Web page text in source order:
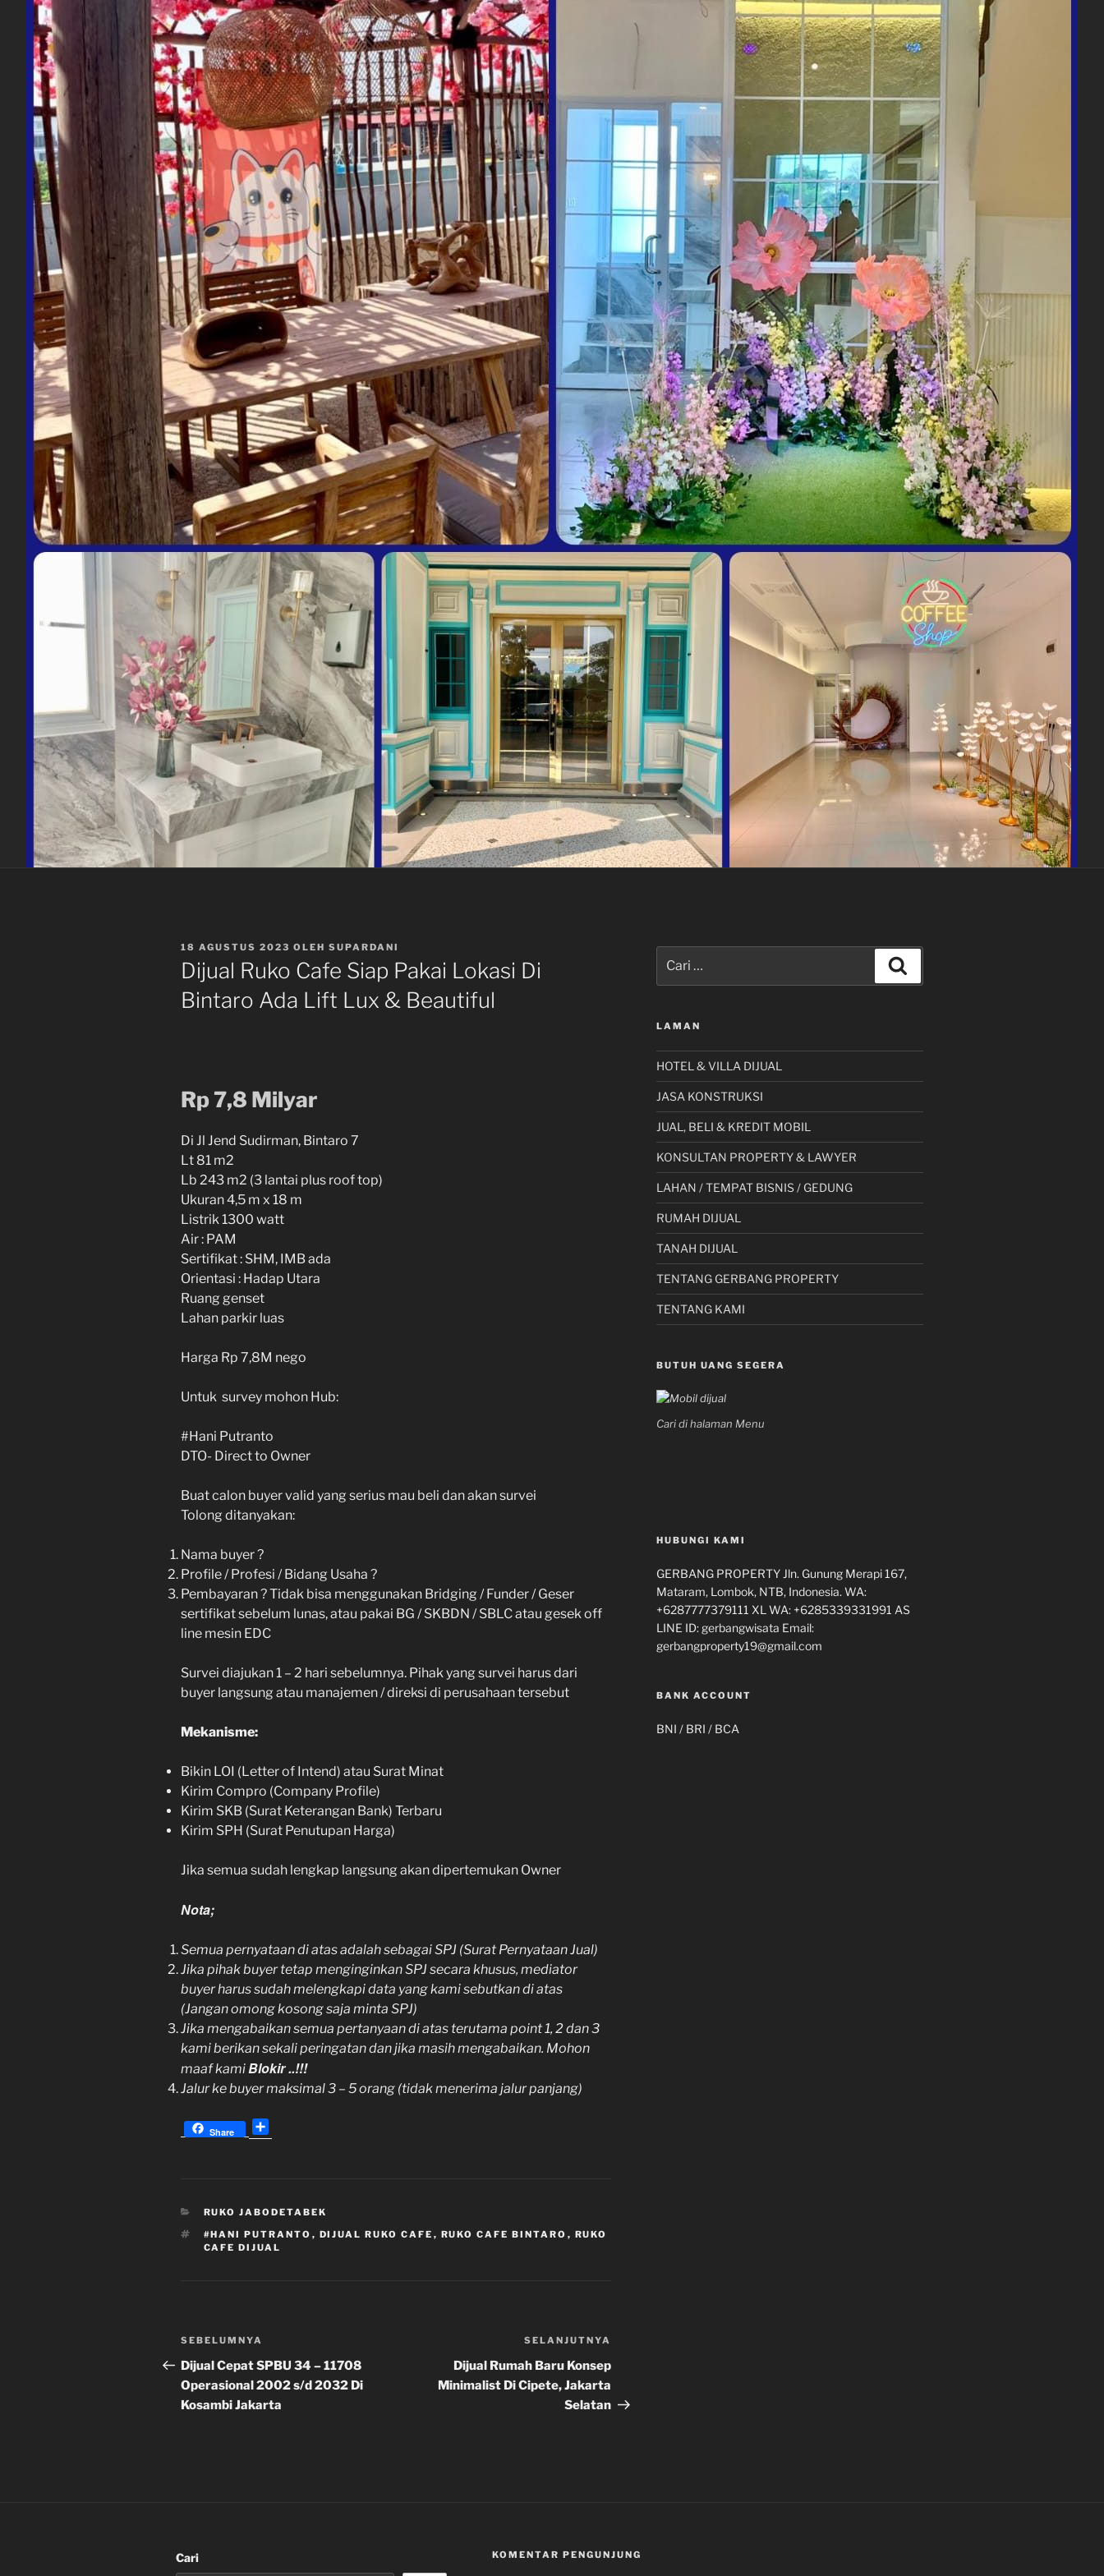
DIPOSKAN
PADA
18 AGUSTUS 2023 OLEH SUPARDANI
Dijual Ruko Cafe Siap Pakai Lokasi Di
Bintaro Ada Lift Lux & Beautiful
Rp 7,8 Milyar
Di Jl Jend Sudirman, Bintaro 7
Lt 81 m2
Lb 243 m2 (3 lantai plus roof top)
Ukuran 4,5 m x 18 m
Listrik 1300 watt
Air : PAM
Sertifikat : SHM, IMB ada
Orientasi : Hadap Utara
Ruang genset
Lahan parkir luas
Harga Rp 7,8M nego
Untuk survey mohon Hub:
#Hani Putranto
DTO- Direct to Owner
Buat calon buyer valid yang serius mau beli dan akan survei
Tolong ditanyakan:
Nama buyer ?
Profile / Profesi / Bidang Usaha ?
Pembayaran ? Tidak bisa menggunakan Bridging / Funder / Geser
sertifikat sebelum lunas, atau pakai BG / SKBDN / SBLC atau gesek off
line mesin EDC
Survei diajukan 1 – 2 hari sebelumnya. Pihak yang survei harus dari
buyer langsung atau manajemen / direksi di perusahaan tersebut
Mekanisme:
Bikin LOI (Letter of Intend) atau Surat Minat
Kirim Compro (Company Profile)
Kirim SKB (Surat Keterangan Bank) Terbaru
Kirim SPH (Surat Penutupan Harga)
Jika semua sudah lengkap langsung akan dipertemukan Owner
Nota;
Semua pernyataan di atas adalah sebagai SPJ (Surat Pernyataan Jual)
Jika pihak buyer tetap menginginkan SPJ secara khusus, mediator
buyer harus sudah melengkapi data yang kami sebutkan di atas
(Jangan omong kosong saja minta SPJ)
Jika mengabaikan semua pertanyaan di atas terutama point 1, 2 dan 3
kami berikan sekali peringatan dan jika masih mengabaikan. Mohon
maaf kamiBlokir ..!!!
Jalur ke buyer maksimal 3 – 5 orang (tidak menerima jalur panjang)
Share
h
KATEGORI
RUKO JABODETABEK
TAG
#HANI PUTRANTO , DIJUAL RUKO CAFE , RUKO CAFE BINTARO , RUKO
CAFE DIJUAL
Navigasi
pos
Pos
Sebelumnya
SEBELUMNYA
Dijual Cepat SPBU 34 – 11708
Operasional 2002 s/d 2032 Di
Kosambi Jakarta
Selanjutnya
SELANJUTNYA
Dijual Rumah Baru Konsep
Minimalist Di Cipete, Jakarta
Selatan
untuk:
LAMAN
HOTEL & VILLA DIJUAL
JASA KONSTRUKSI
JUAL, BELI & KREDIT MOBIL
KONSULTAN PROPERTY & LAWYER
LAHAN / TEMPAT BISNIS / GEDUNG
RUMAH DIJUAL
TANAH DIJUAL
TENTANG GERBANG PROPERTY
TENTANG KAMI
BUTUH UANG SEGERA
Cari di halaman Menu
HUBUNGI KAMI
GERBANG PROPERTY Jln. Gunung Merapi 167,
Mataram, Lombok, NTB, Indonesia. WA:
+6287777379111 XL WA: +6285339331991 AS
LINE ID: gerbangwisata Email:
gerbangproperty19@gmail.com
BANK ACCOUNT
BNI / BRI / BCA
Cari KOMENTAR PENGUNJUNG